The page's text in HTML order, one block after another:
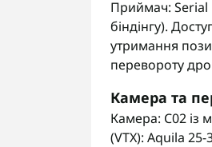
Приймач: Serial
біндінгу).
утримання
перевороту
Камера та
Камера: C02 із
(VTX): Aquila